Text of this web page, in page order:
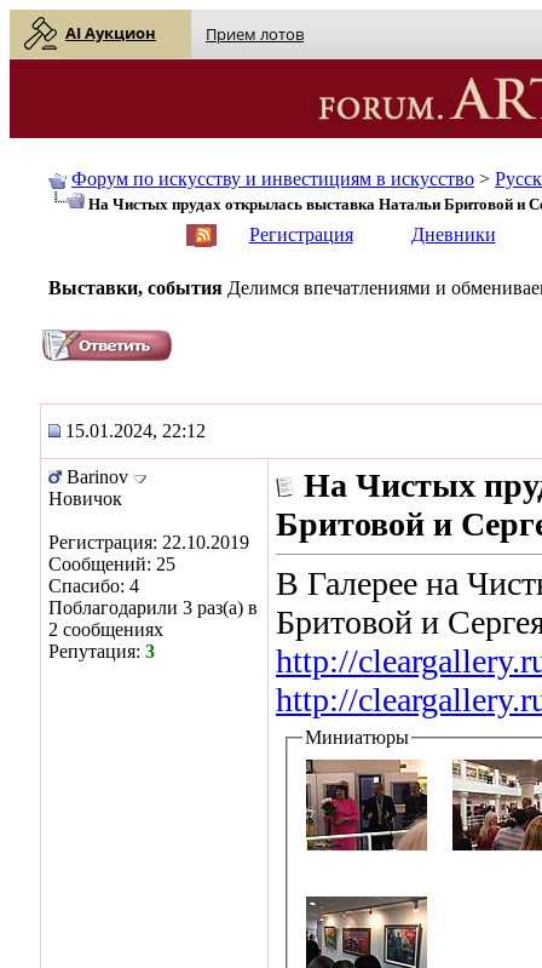
AI Аукцион Прием лотов
Форум по искусству и инвестициям в искусство >
На Чистых прудах открылась выставка Натальи Бритовой и
Регистрация Дневники
Выставки, события Делимся впечатлениями и
15.01.2024, 22:12
Barinov
Новичок
Регистрация: 22.10.2019
Сообщений: 25
Спасибо: 4
Поблагодарили 3 раз(а) в
2 сообщениях
Репутация: 3
На Чистых
Бритовой и
В Галерее на
Бритовой и
http://
http://
Миниатюры